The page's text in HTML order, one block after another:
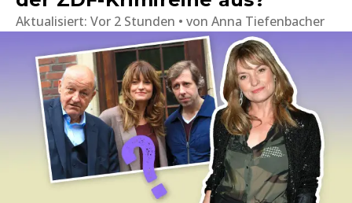
Aktualisiert: Vor 2 Stunden von Anna Tiefenbacher